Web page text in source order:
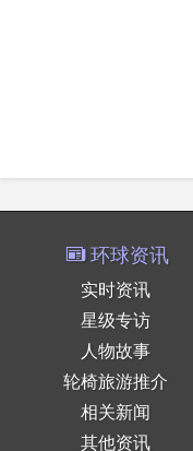
环球资讯
实时资讯
星级专访
人物故事
轮椅旅游推介
相关新闻
其他资讯